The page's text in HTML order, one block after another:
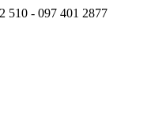
510 - 097 401 2877